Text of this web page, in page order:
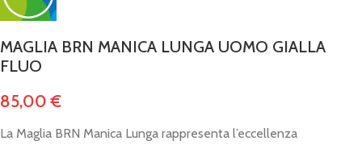
MAGLIA BRN MANICA LUNGA UOMO GIALLA
FLUO
85,00€
La Maglia BRN Manica Lunga rappresenta l’eccellenza